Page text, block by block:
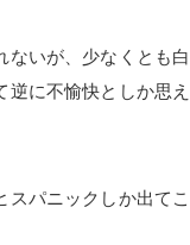
ないが、少なくとも白
に不愉快としか思え
パニックしか出てこ